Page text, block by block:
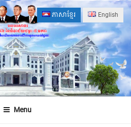
ភាសាខ្មែរ English
Menu